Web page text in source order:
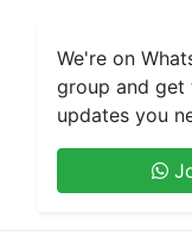
We're on
group and
updates you